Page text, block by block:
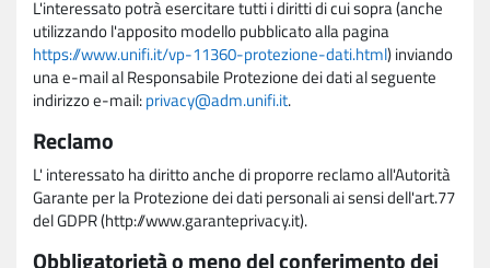
L'interessato potrà esercitare tutti i diritti di cui sopra (anche
utilizzando l'apposito modello pubblicato alla pagina
https://www.unifi.it/vp-11360-protezione-dati.html) inviando
una e-mail al Responsabile Protezione dei dati al seguente
indirizzo e-mail:privacy@adm.unifi.it.
Reclamo
L' interessato ha diritto anche di proporre reclamo all'Autorità
Garante per la Protezione dei dati personali ai sensi dell'art.77
del GDPR (http://www.garanteprivacy.it).
Obbligatorietà o meno del conferimento dei